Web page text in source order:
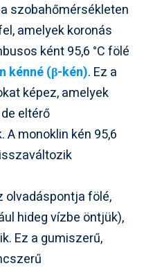
szobahőmérsékleten
amelyek koronás
ként 95,6 °C fölé
kénné (β-kén). Ez a
képez, amelyek
eltérő
monoklin kén 95,6
olvadáspontja fölé,
hideg vízbe öntjük),
Ez a gumiszerű,